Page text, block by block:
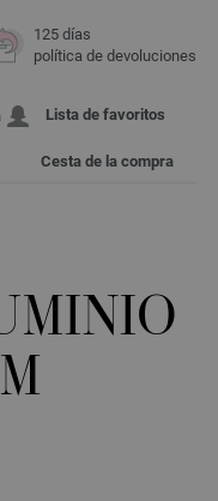
125 días
política de devoluciones
Lista de favoritos
Cesta de la compra